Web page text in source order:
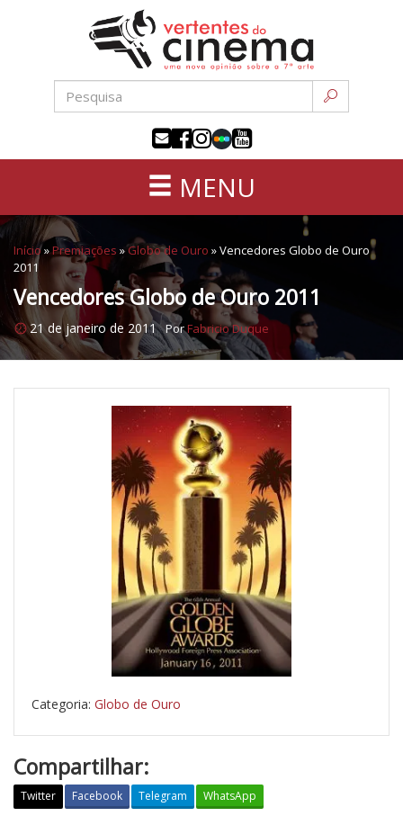
conteúdo
sétima
MENU
Início»Premiações »Globo de Ouro »Vencedores Globo de Ouro
2011
Vencedores Globo de Ouro 2011
21 de janeiro de 2011 PorFabricio Duque
Categoria: Globo de Ouro
Compartilhar:
Twitter Facebook Telegram WhatsApp